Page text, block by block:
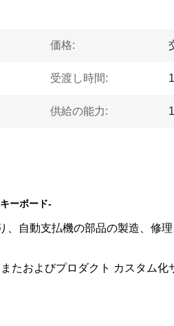
価格:
受渡し時間:
供給の能力:
ーボード-
、自動支払機の部品の製造、修
およびプロダクト カスタム化